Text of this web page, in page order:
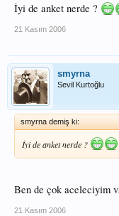
kullanmasınnnn....
İyi de anket nerde ?
21 Kasım 2006
smyrna
Sevil Kurtoğlu
smyrna demiş ki:
İyi de anket nerde ?
Ben de çok aceleciyim
21 Kasım 2006